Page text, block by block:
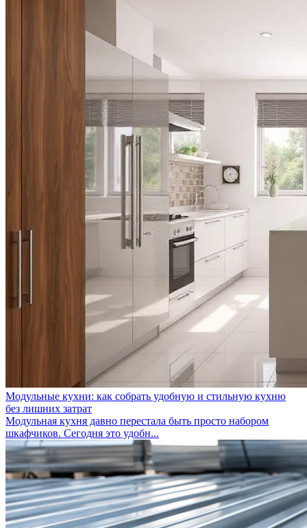
Модульные кухни: как собрать удобную и стильную кухню
без лишних затрат
Модульная кухня давно перестала быть просто набором
шкафчиков. Сегодня это удобн...